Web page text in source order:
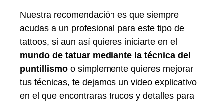
Nuestra recomendación es que siempre
acudas a un profesional para este tipo de
tattoos, si aun así quieres iniciarte en el
mundo de tatuar mediante la técnica del
puntillismo o simplemente quieres mejorar
tus técnicas, te dejamos un video explicativo
en el que encontraras trucos y detalles para